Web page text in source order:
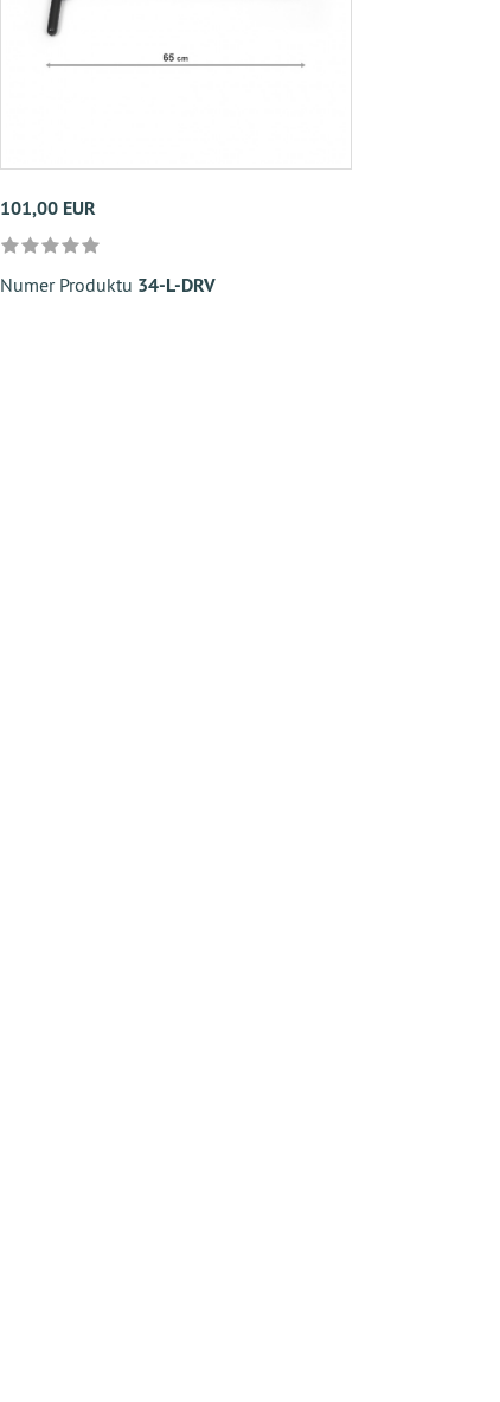
101,00 EUR
Numer Produktu 34-L-DRV